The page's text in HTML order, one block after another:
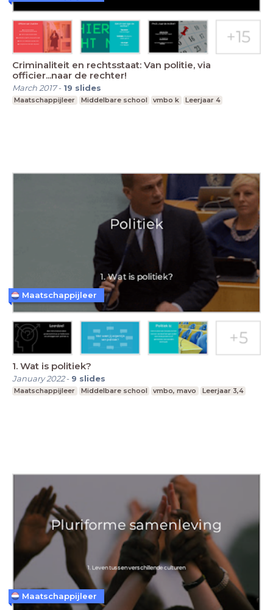
Criminaliteit en rechtsstaat: Van politie, via
officier...naar de rechter!
March 2017- 19 slides
Maatschappijleer Middelbare school vmbo k Leerjaar 4
1. Wat is politiek?
January 2022- 9 slides
Maatschappijleer Middelbare school vmbo, mavo Leerjaar 3,4
Maatschappijleer
Maatschappijleer